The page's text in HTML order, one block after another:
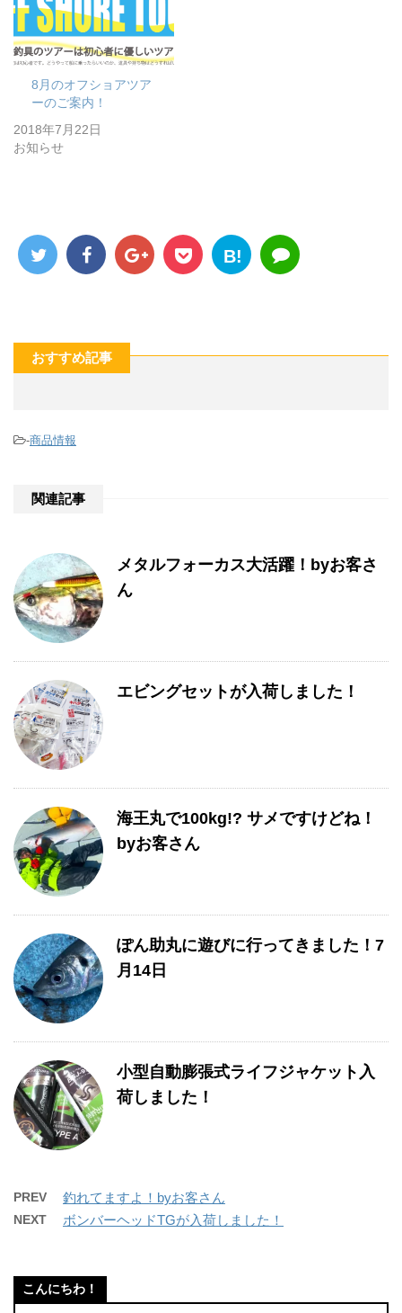
8月のオフショアツア
ーのご案内！
2018年7月22日
お知らせ
B!
おすすめ記事
-商品情報
関連記事
メタルフォーカス大活躍！byお客さ
ん
エビングセットが入荷しました！
海王丸で100kg!? サメですけどね！
byお客さん
ぽん助丸に遊びに行ってきました！7
月14日
小型自動膨張式ライフジャケット入
荷しました！
PREV 釣れてますよ！byお客さん
NEXT ボンバーヘッドTGが入荷しました！
こんにちわ！